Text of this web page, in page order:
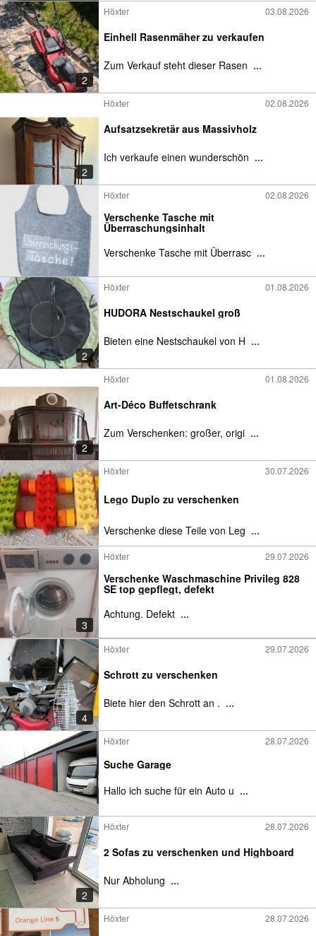
2
Höxter 03.08.2026
Einhell Rasenmäher zu verkaufen
Zum Verkauf steht dieser Rasen ...
2
Höxter 02.08.2026
Aufsatzsekretär aus Massivholz
Ich verkaufe einen wunderschön ...
Höxter 02.08.2026
Verschenke Tasche mit
Überraschungsinhalt
Verschenke Tasche mit Überrasc ...
2
Höxter 01.08.2026
HUDORA Nestschaukel groß
Bieten eine Nestschaukel von H ...
2
Höxter 01.08.2026
Art-Déco Buffetschrank
Zum Verschenken: großer, origi ...
Höxter 30.07.2026
Lego Duplo zu verschenken
Verschenke diese Teile von Leg ...
3
Höxter 29.07.2026
Verschenke Waschmaschine Privileg 828
SE top gepflegt, defekt
Achtung. Defekt ...
4
Höxter 29.07.2026
Schrott zu verschenken
Biete hier den Schrott an . ...
Höxter 28.07.2026
Suche Garage
Hallo ich suche für ein Auto u ...
2
Höxter 28.07.2026
2 Sofas zu verschenken und Highboard
Nur Abholung ...
Höxter 28.07.2026